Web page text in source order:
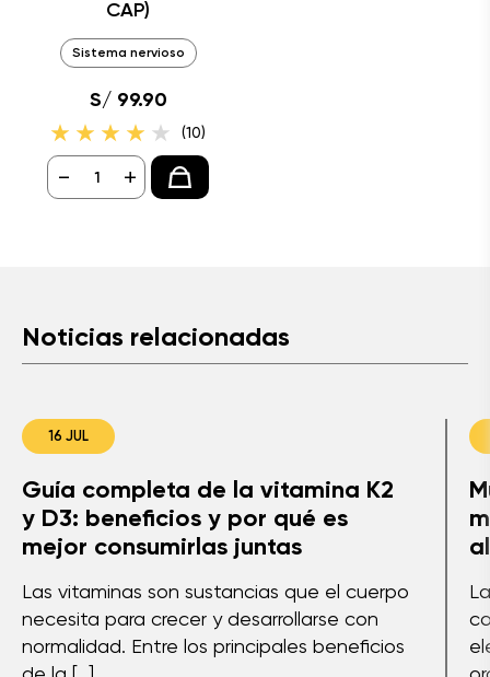
CAP)
Sistema nervioso
S/ 99.90
(10)
- +
Noticias relacionadas
Guía completa de la vitamina K2
y D3: beneficios y por qué es
mejor consumirlas juntas
Las vitaminas son sustancias que el cuerpo
necesita para crecer y desarrollarse con
normalidad. Entre los principales beneficios
16 JUL